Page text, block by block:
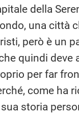
della
una città
però è un
quindi deve
per far
come ha
storia